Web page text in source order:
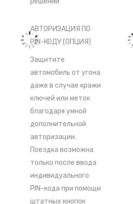
АВТОРИЗАЦИЯ ПО
PIN-КОДУ (ОПЦИЯ)
Защитите
автомобиль от угона
даже в случае кражи
ключей или меток
благодаря умной
дополнительной
авторизации.
Поездка возможна
только после ввода
индивидуального
PIN-кода при помощи
штатных кнопок